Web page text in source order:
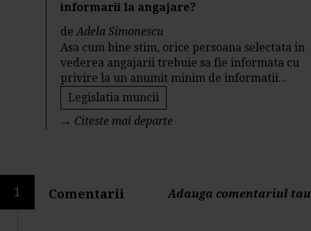
informarii la angajare?
deAdela Simonescu
Asa cum bine stim, orice persoana selectata in
vederea angajarii trebuie sa fie informata cu
privire la un anumit minim de informatii...
Legislatia muncii
→ Citeste mai departe
1 Comentarii Adauga comentariul tau